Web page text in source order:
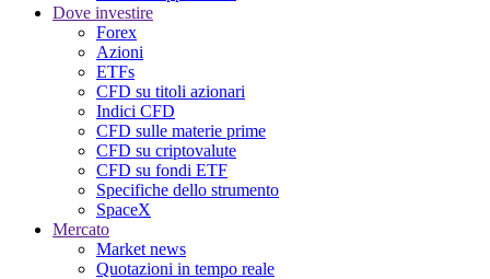
Dove investire
Forex
Azioni
ETFs
CFD su titoli azionari
Indici CFD
CFD sulle materie prime
CFD su criptovalute
CFD su fondi ETF
Specifiche dello strumento
SpaceX
Mercato
Market news
Quotazioni in tempo reale